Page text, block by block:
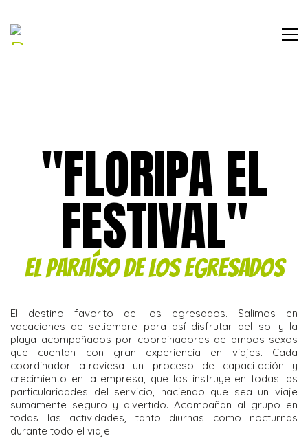
"FLORIPA EL
FESTIVAL"
EL PARAÍSO DE LOS EGRESADOS
El destino favorito de los egresados. Salimos en
vacaciones de setiembre para así disfrutar del sol y la
playa acompañados por coordinadores de ambos sexos
que cuentan con gran experiencia en viajes. Cada
coordinador atraviesa un proceso de capacitación y
crecimiento en la empresa, que los instruye en todas las
particularidades del servicio, haciendo que sea un viaje
sumamente seguro y divertido. Acompañan al grupo en
todas las actividades, tanto diurnas como nocturnas
durante todo el viaje.